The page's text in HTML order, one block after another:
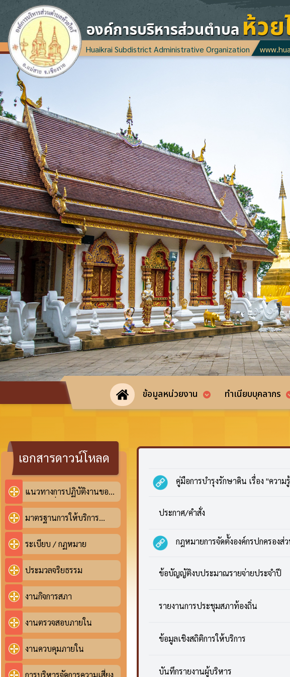
องค์การบริหารส่วนตำบลห้ว
Huaikrai Subdistrict Administrative Organization
ข้อมูลหน่วยงาน ทำเนียบบุคลากร
เอกสารดาวน์โหลด
แนวทางการปฏิบัติงานของ
เจ้าหน้าที่ (คู่มือการปฏิบัติ
งาน)
มาตรฐานการให้บริการ
(คู่มือประชาชน)
ระเบียบ / กฏหมาย
ประมวลจริยธรรม
งานกิจการสภา
งานตรวจสอบภายใน
งานควบคุมภายใน
การบริหารจัดการความเสี่ยง
คู่มือการบำรุงรักษาดิน เรื่อง "ควา
ประกาศ/คำสั่ง
ประกาศองค์การบริหารส่วนตำบ
คำสั่งแต่งตั้งเจ้าหน้าที่
กฎหมายการจัดตั้งองค์กรปกครองส่
ข้อบัญญัติงบประมาณรายจ่ายประจำปี
ข้อบัญญัติงบประมาณรายจ่ายปร
รายงานการประชุมสภาท้องถิ่น
ปี 2566
1. รายงานการประชุมส
ข้อมูลเชิงสถิติการให้บริการ
สถิติการจดทะเบียนพาณิชย์ 2561
บันทึกรายงานผู้บริหาร